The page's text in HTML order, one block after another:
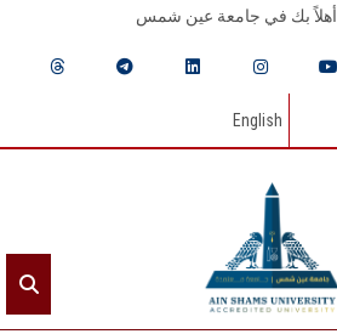
أهلاً بك في جامعة عين شمس
English